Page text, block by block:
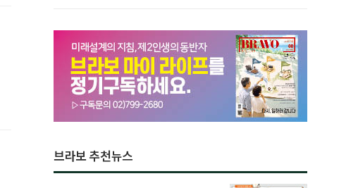
브라보 추천뉴스